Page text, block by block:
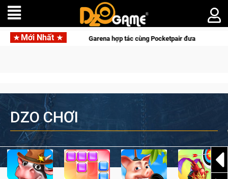
Mới Nhất Garena hợp tác cùng Pocketpair đưa bom tấn săn thú
DZO CHƠI